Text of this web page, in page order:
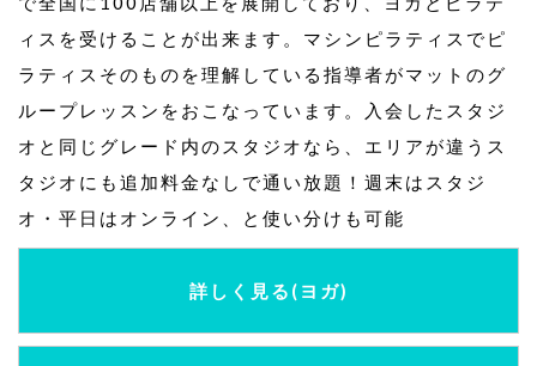
ィスを受けることが出来ます。マシンピラティスでピ
ラティスそのものを理解している指導者がマットのグ
ループレッスンをおこなっています。入会したスタジ
オと同じグレード内のスタジオなら、エリアが違うス
タジオにも追加料金なしで通い放題！週末はスタジ
オ・平日はオンライン、と使い分けも可能
詳しく見る(ヨガ)